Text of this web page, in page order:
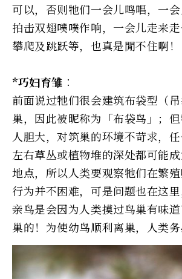
可以，否则牠们一会儿鸣唱，一会
拍击双翅噗噗作响，一会儿走来走
攀爬及跳跃等，也真是閒不住啊！
*巧妇育雏︰
前面说过牠们很会建筑布袋型（
巢，因此被昵称为「布袋鸟」；
人胆大，对筑巢的环境不苛求，
左右草丛或植物堆的深处都可能
地点，所以人类要观察牠们在繁
行为并不困难，可是问题也在这
亲鸟是会因为人类摸过鸟巢有味
巢的！为使幼鸟顺利离巢，人类务